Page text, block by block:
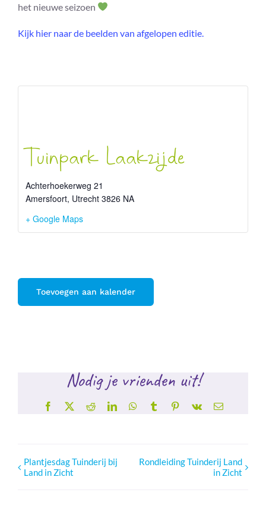
het nieuwe seizoen
Kijk hier naar de beelden van afgelopen editie.
Tuinpark Laakzijde
Achterhoekerweg 21
Amersfoort, Utrecht 3826 NA
+ Google Maps
Toevoegen aan kalender
Nodig je vrienden uit!
Facebook
X RedditLinkedInWhatsApp
TumblrPinterest
Vk
E-
Plantjesdag Tuinderij bij
Land in Zicht
Rondleiding Tuinderij Land
in Zicht